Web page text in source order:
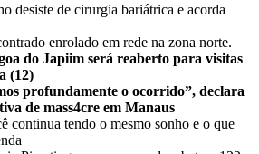
desiste de cirurgia bariátrica e acorda
enrolado em rede na zona norte.
do Japiim será reaberto para visitas
(12)
profundamente o ocorrido”, declara
de mass4cre em Manaus
continua tendo o mesmo sonho e o que